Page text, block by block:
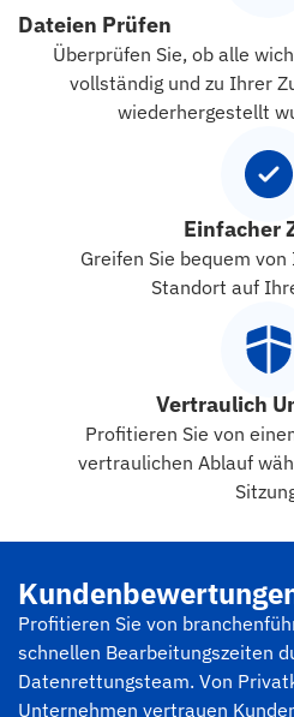
Dateien Prüfen
Überprüfen Sie, ob alle
vollständig und zu Ihrer
wiederhergestellt
Einfacher
Greifen Sie bequem
Standort auf
Vertraulich
Profitieren Sie von
vertraulichen Ablauf
Profitieren Sie von
schnellen Bearbeitungszeiten
Datenrettungsteam. Von
Unternehmen vertrauen